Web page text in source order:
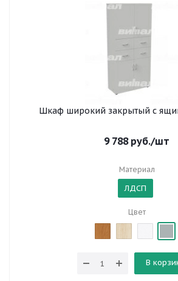
Шкаф широкий закрытый с
9 788руб./шт
Материал
ЛДСП
Цвет
В